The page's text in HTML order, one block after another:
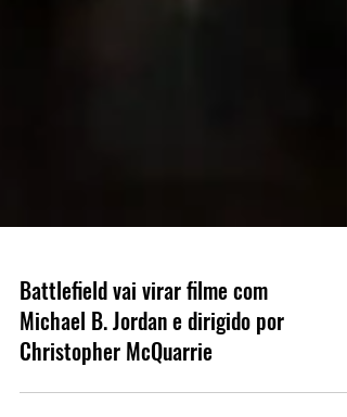
Battlefield vai virar filme com
Michael B. Jordan e dirigido por
Christopher McQuarrie